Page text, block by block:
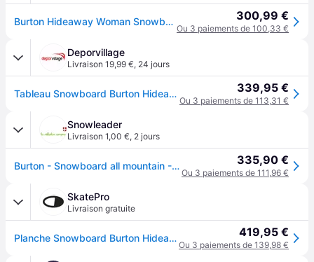
Burton Hideaway Woman Snowboard Violet 152 Femme 300,99 €
Ou 3 paiements de 100,33 €
Deporvillage
Livraison 19,99 €, 24 jours
Tableau Snowboard Burton Hideaway blanc violet femme - 144 - White 339,95 €
Ou 3 paiements de 113,31 €
Snowleader
Livraison 1,00 €, 2 jours
Burton - Snowboard all mountain - Hideaway 2026 pour Femme en Bois - Taille 144 cm - Blanc 335,90 €
Ou 3 paiements de 111,96 €
SkatePro
Livraison gratuite
Planche Snowboard Burton Hideaway Femmes (152cm - Blanc) 419,95 €
Ou 3 paiements de 139,98 €